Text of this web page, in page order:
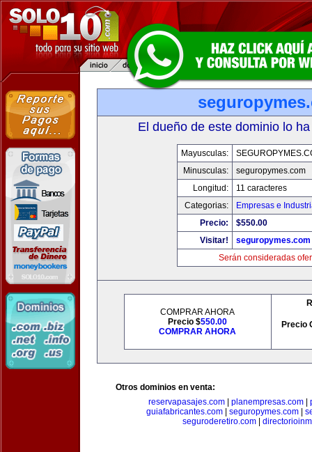
El dueño de este dominio lo
Mayusculas:
Minusculas:
seguropymes.com
Longitud:
11 caracteres
Categorias:
Empresas e
Precio:
$550.00
Visitar!
seguropymes.com
Serán consideradas
COMPRAR AHORA
Precio $550.00
COMPRAR AHORA
Precio
Otros dominios en venta:
reservapasajes.com
planempresas.com
guiafabricantes.com| seguropymes.com|
seguroderetiro.com|